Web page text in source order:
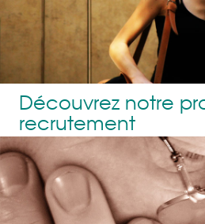
Découvrez notre
recrutement